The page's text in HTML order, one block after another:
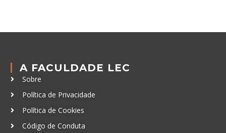
A FACULDADE LEC
Sobre
Política de Privacidade
Política de Cookies
Código de Conduta